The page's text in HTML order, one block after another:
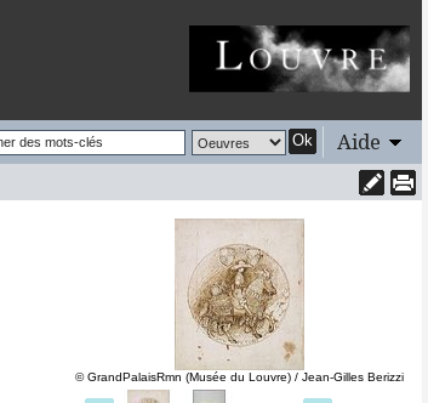
Ok Aide
© GrandPalaisRmn (Musée du Louvre) / Jean-Gilles Berizzi